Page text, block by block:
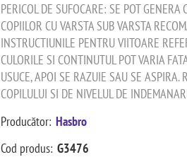
PERICOL DE SUFOCARE: SE POT
COPIILOR CU VARSTA SUB VARSTA
INSTRUCTIUNILE PENTRU VIITOARE
CULORILE SI CONTINUTUL POT VARIA
USUCE, APOI SE RAZUIE SAU SE ASPIRA.
COPILULUI SI DE NIVELUL DE
Producător: Hasbro
Cod produs: G3476